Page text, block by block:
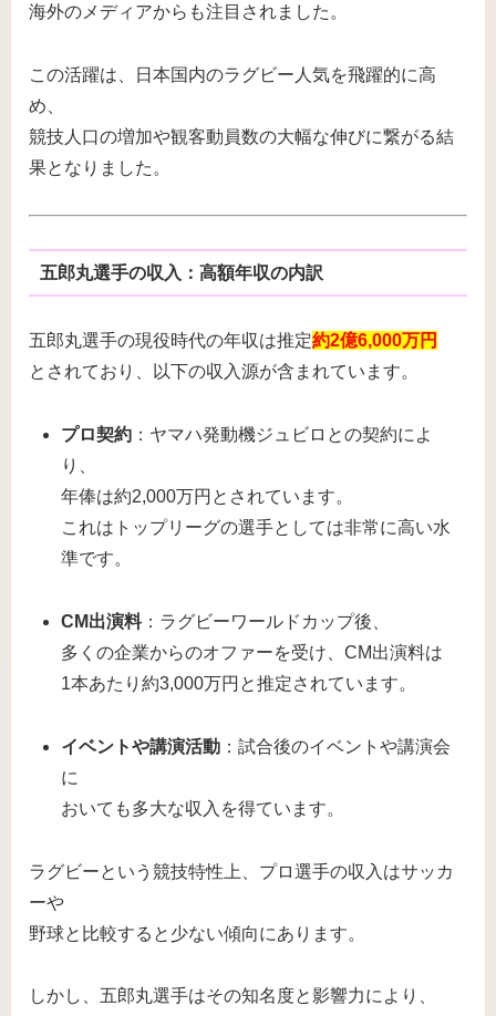
海外のメディアからも注目されました。
この活躍は、日本国内のラグビー人気を飛躍的に高
め、
競技人口の増加や観客動員数の大幅な伸びに繋がる結
果となりました。
五郎丸選手の収入：高額年収の内訳
五郎丸選手の現役時代の年収は推定約2億6,000万円
とされており、以下の収入源が含まれています。
プロ契約 ：ヤマハ発動機ジュビロとの契約によ
り、
年俸は約2,000万円とされています。
これはトップリーグの選手としては非常に高い水
準です。
CM出演料：ラグビーワールドカップ後、
多くの企業からのオファーを受け、CM出演料は
1本あたり約3,000万円と推定されています。
イベントや講演活動 ：試合後のイベントや講演会
に
おいても多大な収入を得ています。
ラグビーという競技特性上、プロ選手の収入はサッカ
ーや
野球と比較すると少ない傾向にあります。
しかし、五郎丸選手はその知名度と影響力により、